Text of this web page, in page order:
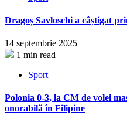
Dragoș Savloschi a câștigat
14 septembrie 2025
1 min read
Sport
Polonia 0-3, la CM de volei
onorabilă în Filipine